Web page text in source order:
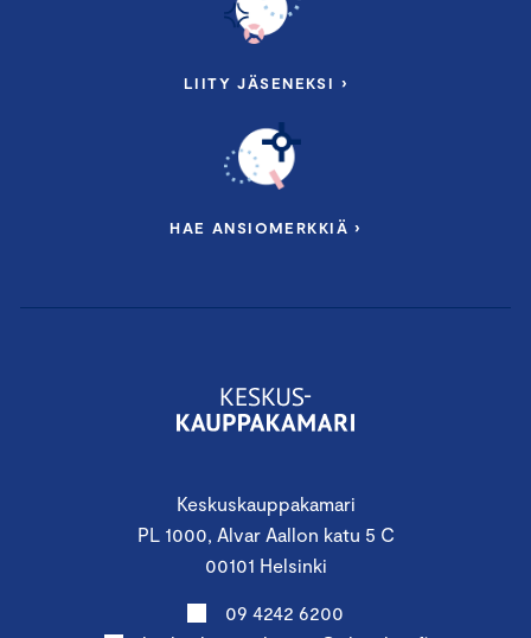
Keskuskauppakamari
PL 1000, Alvar Aallon katu 5 C
00101 Helsinki
09 4242 6200
LIITY JÄSENEKSI ›
HAE ANSIOMERKKIÄ ›